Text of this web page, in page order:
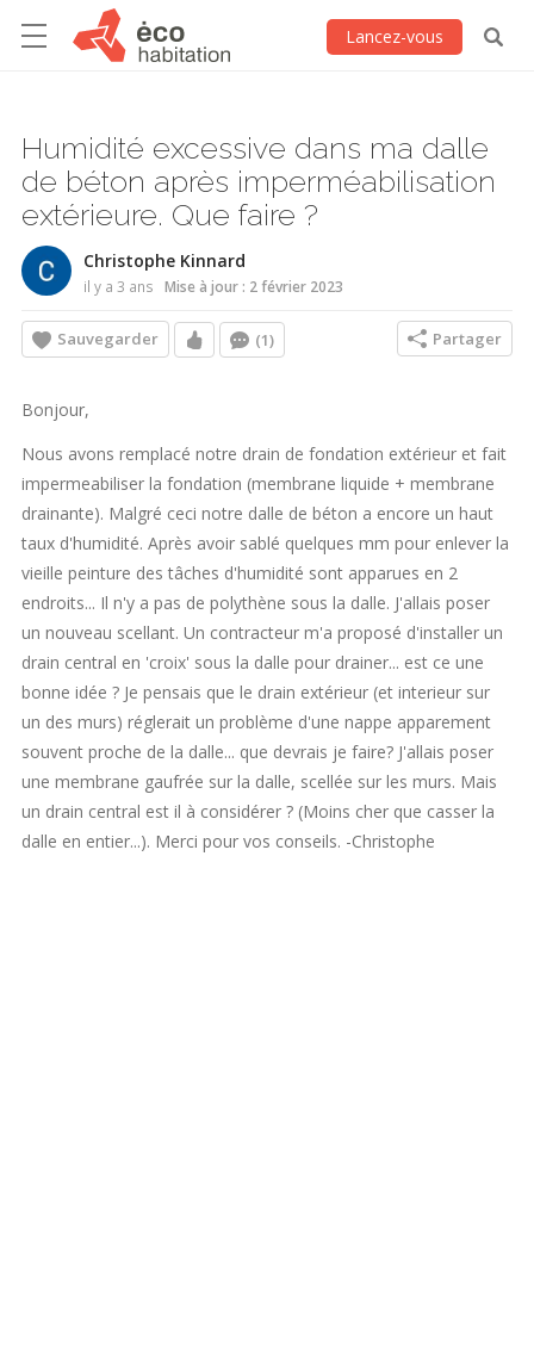
Lancez-vous
Humidité excessive dans ma dalle
de béton après imperméabilisation
extérieure. Que faire ?
Christophe Kinnard
il y a 3 ans Mise à jour : 2 février 2023
Sauvegarder (1) Partager
Bonjour,
Nous avons remplacé notre drain de fondation extérieur et fait
impermeabiliser la fondation (membrane liquide + membrane
drainante). Malgré ceci notre dalle de béton a encore un haut
taux d'humidité. Après avoir sablé quelques mm pour enlever la
vieille peinture des tâches d'humidité sont apparues en 2
endroits... Il n'y a pas de polythène sous la dalle. J'allais poser
un nouveau scellant. Un contracteur m'a proposé d'installer un
drain central en 'croix' sous la dalle pour drainer... est ce une
bonne idée ? Je pensais que le drain extérieur (et interieur sur
un des murs) réglerait un problème d'une nappe apparement
souvent proche de la dalle... que devrais je faire? J'allais poser
une membrane gaufrée sur la dalle, scellée sur les murs. Mais
un drain central est il à considérer ? (Moins cher que casser la
dalle en entier...). Merci pour vos conseils. -Christophe